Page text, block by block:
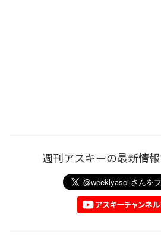
週刊アスキーの最新情